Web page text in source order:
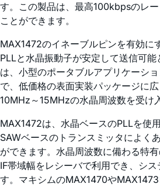
す。この製品は、最高100kbpsのレ
ことができます。
MAX1472のイネーブルピンを有効に
PLLと水晶振動子が安定して送信可
は、小型のポータブルアプリケーシ
で、低価格の表面実装パッケージに
10MHz～15MHzの水晶周波数を受け
MAX1472は、水晶ベースのPLLを使
SAWベースのトランスミッタによく
ができます。水晶周波数に備わる特
IF帯域幅をレシーバで利用でき、シ
す。マキシムのMAX1470やMAX1473